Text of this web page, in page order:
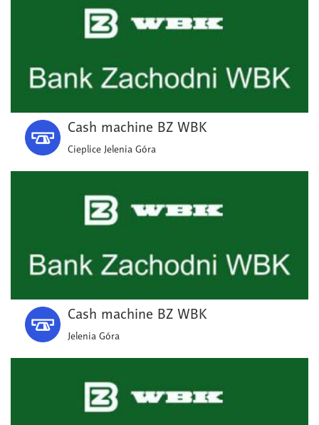
Cash machine BZ WBK
Cieplice Jelenia Góra
Cash machine BZ WBK
Jelenia Góra